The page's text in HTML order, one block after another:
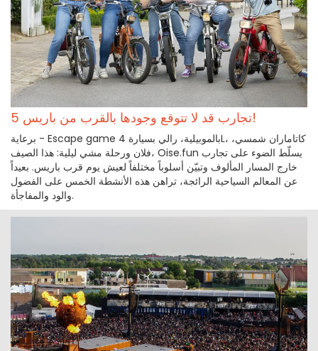
5 تجارب قد لا تتوقع وجودها بالقرب من باريس!
برعاية - Escape game بالموبيلية، رالي بسيارة 4L، كاتاماران شمسي،
فلان ورحلة مشي ليلية: هذا الصيف، Oise.fun يسلّط الضوء على تجارب
خارج المسار المألوف وتبيّن أسلوباً مختلفاً لعيش يوم قرب باريس. بعيداً
عن المعالم السياحية الرائجة، تراهن هذه الأنشطة الخمس على الفضول
والود والمفاجأة.